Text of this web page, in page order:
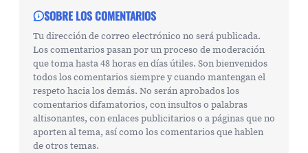
SOBRE LOS COMENTARIOS
Tu dirección de correo electrónico no será publicada.
Los comentarios pasan por un proceso de moderación
que toma hasta 48 horas en días útiles. Son bienvenidos
todos los comentarios siempre y cuando mantengan el
respeto hacia los demás. No serán aprobados los
comentarios difamatorios, con insultos o palabras
altisonantes, con enlaces publicitarios o a páginas que no
aporten al tema, así como los comentarios que hablen
de otros temas.